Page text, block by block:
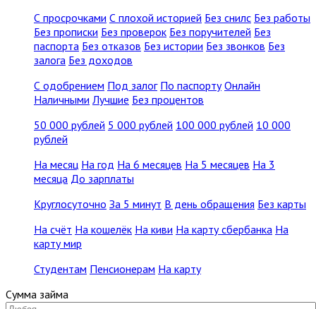
С просрочками С плохой историей Без снилс Без работы
Без прописки Без проверок Без поручителей Без
паспорта Без отказов Без истории Без звонков Без
залога Без доходов
С одобрением Под залог По паспорту Онлайн
Наличными Лучшие Без процентов
50 000 рублей 5 000 рублей 100 000 рублей 10 000
рублей
На месяц На год На 6 месяцев На 5 месяцев На 3
месяца До зарплаты
Круглосуточно За 5 минут В день обращения Без карты
На счёт На кошелёк На киви На карту сбербанка На
карту мир
Студентам Пенсионерам На карту
Сумма займа